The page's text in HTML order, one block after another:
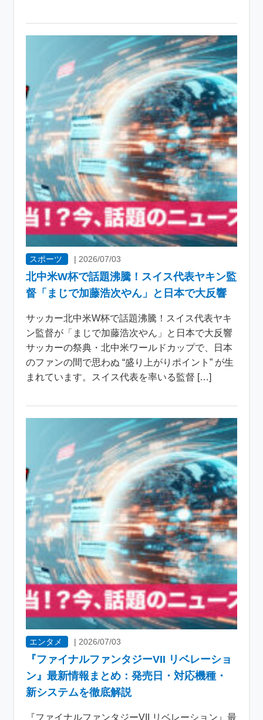
スポーツ | 2026/07/03
北中米W杯で話題沸騰！スイス代表ヤキン監
督「まじで加藤浩次やん」と日本で大反響
サッカー北中米W杯で話題沸騰！スイス代表ヤキ
ン監督が「まじで加藤浩次やん」と日本で大反響
サッカーの祭典・北中米ワールドカップで、日本
のファンの間で思わぬ “盛り上がりポイント” が生
まれています。スイス代表を率いる監督 […]
エンタメ | 2026/07/03
『ファイナルファンタジーVII リベレーショ
ン』最新情報まとめ：発売日・対応機種・
新システムを徹底解説
『ファイナルファンタジーVII リベレーション』最